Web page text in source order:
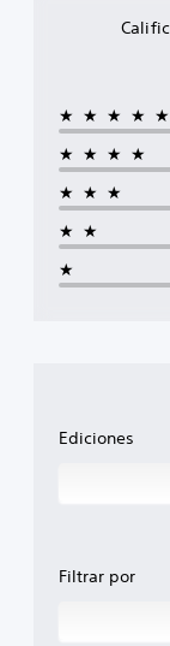
★★★★★
★★★★
★★★
★★
★
Ediciones
Filtrar por